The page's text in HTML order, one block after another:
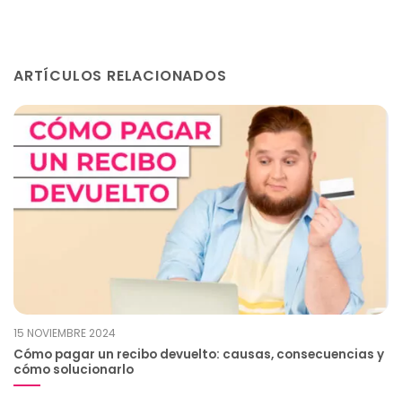
ARTÍCULOS RELACIONADOS
15 NOVIEMBRE 2024
Cómo pagar un recibo devuelto: causas, consecuencias y
cómo solucionarlo